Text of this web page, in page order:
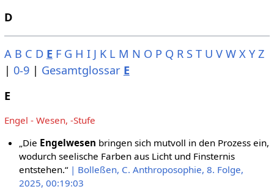
D
A B C D E F G H I J K L M N O P Q R S T U V W X Y Z
| 0-9| Gesamtglossar E
E
Engel - Wesen, -Stufe
„Die Engelwesen bringen sich mutvoll in den Prozess ein,
wodurch seelische Farben aus Licht und Finsternis
entstehen.“ | Bolleßen, C. Anthroposophie, 8. Folge,
2025, 00:19:03